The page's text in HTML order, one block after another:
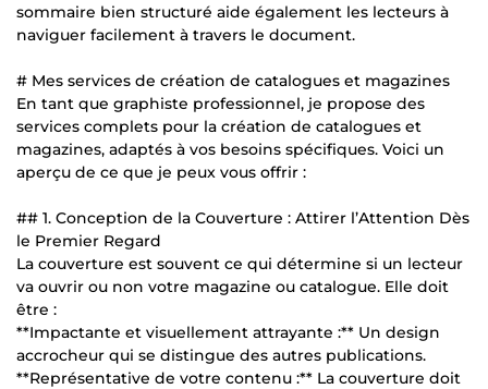
sommaire bien structuré aide également les lecteurs à
naviguer facilement à travers le document.
# Mes services de création de catalogues et magazines
En tant que graphiste professionnel, je propose des
services complets pour la création de catalogues et
magazines, adaptés à vos besoins spécifiques. Voici un
aperçu de ce que je peux vous offrir :
## 1. Conception de la Couverture : Attirer l’Attention Dès
le Premier Regard
La couverture est souvent ce qui détermine si un lecteur
va ouvrir ou non votre magazine ou catalogue. Elle doit
être :
**Impactante et visuellement attrayante :** Un design
accrocheur qui se distingue des autres publications.
**Représentative de votre contenu :** La couverture doit